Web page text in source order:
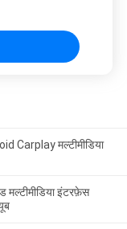
Carplay मल्टीमीडिया
इंटरफ़ेस